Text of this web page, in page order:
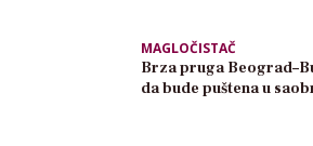
MAGLOČISTAČ
Brza pruga
da bude puštena u